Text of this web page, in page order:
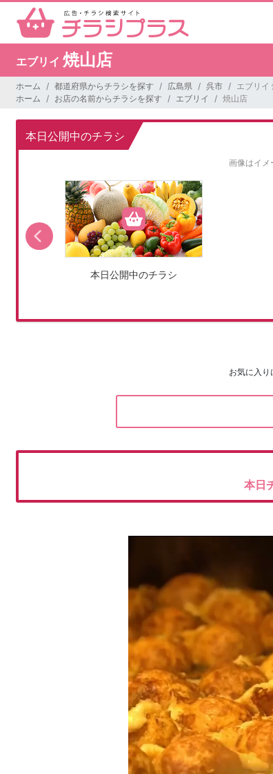
エブリイ 焼山店
ホーム 都道府県からチラシを探す 広島県 呉市
エブリイ
ホーム
お店の名前からチラシを探す エブリイ 焼山店
本日公開中のチラシ
画像はイメ
本日公開中のチラシ
お気に入り
本日